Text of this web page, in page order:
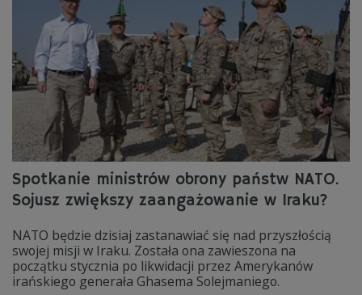
Spotkanie ministrów obrony państw NATO.
Sojusz zwiększy zaangażowanie w Iraku?
NATO będzie dzisiaj zastanawiać się nad przyszłością
swojej misji w Iraku. Została ona zawieszona na
początku stycznia po likwidacji przez Amerykanów
irańskiego generała Ghasema Solejmaniego.